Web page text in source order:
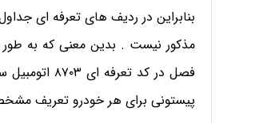
بنابراین در ردیف های تعرفه ای
فصل در کد
پیستونی برای هر خودرو تعریف